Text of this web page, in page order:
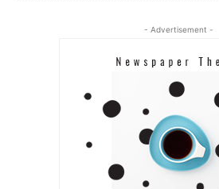
- Advertisement -